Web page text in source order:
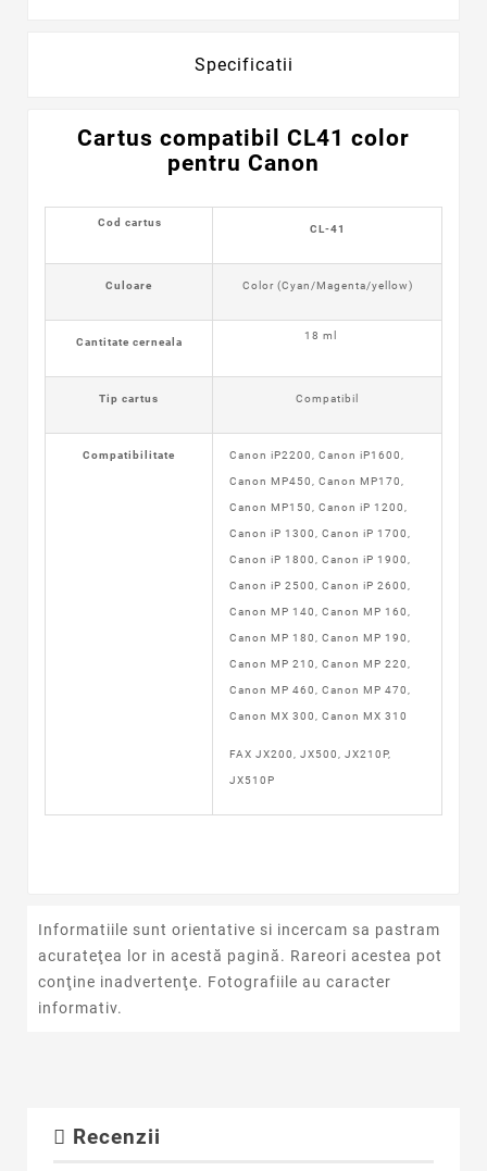
Specificatii
Cartus compatibil CL41 color
pentru Canon
Cod cartus
CL-41
Culoare Color (Cyan/Magenta/yellow)
Cantitate cerneala
18 ml
Tip cartus Compatibil
Compatibilitate Canon iP2200, Canon iP1600,
Canon MP450, Canon MP170,
Canon MP150, Canon iP 1200,
Canon iP 1300, Canon iP 1700,
Canon iP 1800, Canon iP 1900,
Canon iP 2500, Canon iP 2600,
Canon MP 140, Canon MP 160,
Canon MP 180, Canon MP 190,
Canon MP 210, Canon MP 220,
Canon MP 460, Canon MP 470,
Canon MX 300, Canon MX 310
FAX JX200, JX500, JX210P,
JX510P
Informatiile sunt orientative si incercam sa pastram
acurateţea lor in acestă pagină. Rareori acestea pot
conţine inadvertenţe. Fotografiile au caracter
informativ.
Recenzii